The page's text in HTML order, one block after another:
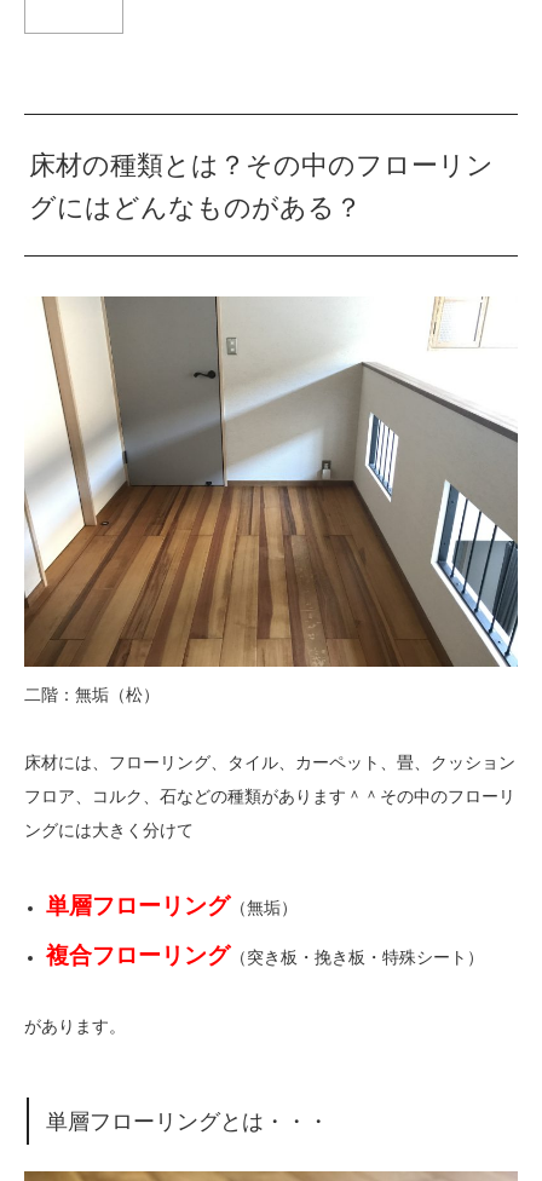
床材の種類とは？その中のフローリン
グにはどんなものがある？
二階：無垢（松）
床材には、フローリング、タイル、カーペット、畳、クッション
フロア、コルク、石などの種類があります＾＾その中のフローリ
ングには大きく分けて
単層フローリング （無垢）
複合フローリング （突き板・挽き板・特殊シート）
があります。
単層フローリングとは・・・